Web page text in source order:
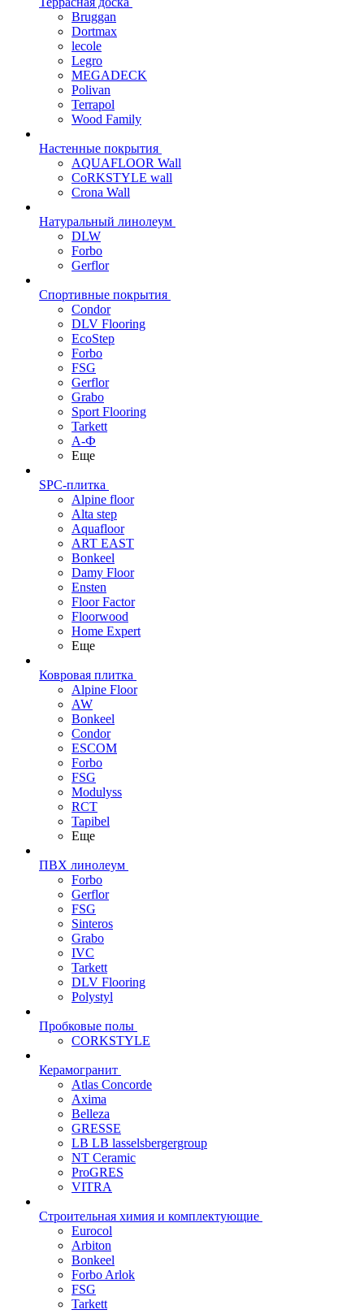
Bruggan
Dortmax
lecole
Legro
MEGADECK
Polivan
Terrapol
Wood Family
Настенные покрытия
AQUAFLOOR Wall
CoRKSTYLE wall
Crona Wall
Натуральный линолеум
DLW
Forbo
Gerflor
Спортивные покрытия
Condor
DLV Flooring
EcoStep
Forbo
FSG
Gerflor
Grabo
Sport Flooring
Tarkett
А-Ф
Еще
SPC-плитка
Alpine floor
Alta step
Aquafloor
ART EAST
Bonkeel
Damy Floor
Ensten
Floor Factor
Floorwood
Home Expert
Еще
Ковровая плитка
Alpine Floor
AW
Bonkeel
Condor
ESCOM
Forbo
FSG
Modulyss
RCT
Tapibel
Еще
ПВХ линолеум
Forbo
Gerflor
FSG
Sinteros
Grabo
IVC
Tarkett
DLV Flooring
Polystyl
Пробковые полы
CORKSTYLE
Керамогранит
Atlas Concorde
Axima
Belleza
GRESSE
LB LB lasselsbergergroup
NT Ceramic
ProGRES
VITRA
Строительная химия и комплектующие
Eurocol
Arbiton
Bonkeel
Forbo Arlok
FSG
Tarkett